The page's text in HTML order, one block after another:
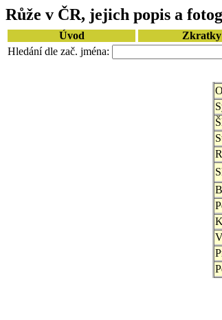
Růže v ČR, jejich popis a
Úvod Zkratky
Hledání dle zač. jména: